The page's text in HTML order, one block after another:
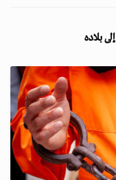
بلاده